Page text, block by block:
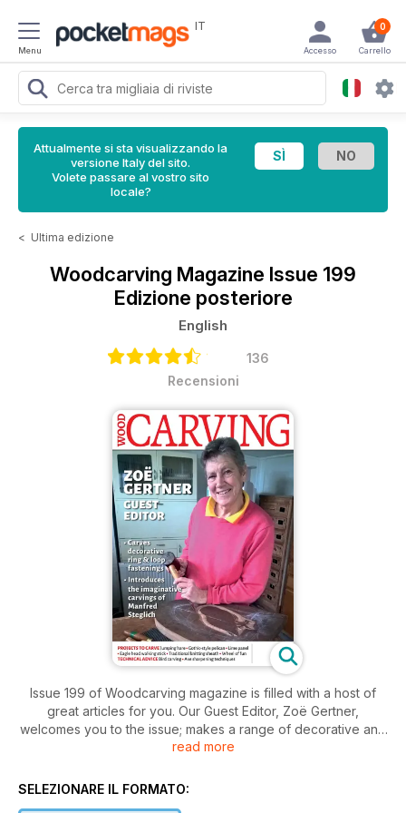
Menu
IT 0
Carrello
Accesso
Attualmente si sta visualizzando la
versione Italy del sito.
Volete passare al vostro sito
locale?
< Ultima edizione
Woodcarving Magazine Issue 199
Edizione posteriore
English
136
Recensioni
Issue 199 of Woodcarving magazine is filled with a host of
great articles for you. Our Guest Editor, Zoë Gertner,
welcomes you to the issue; makes a range of decorative and
functional latches, catches and hinges; and interviews
read more
SELEZIONARE IL FORMATO: